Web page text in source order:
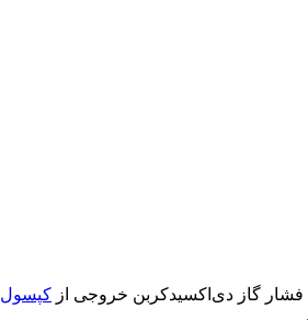
کپسول